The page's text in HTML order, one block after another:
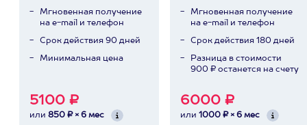
Мгновенная получение
на e-mail и телефон
Срок действия 90 дней
Минимальная цена
5100 ₽
или 850 ₽ × 6 мес
Мгновенная получение
на e-mail и телефон
Срок действия 180 дней
Разница в стоимости
900 ₽ останется на счету
6000 ₽
или 1000 ₽ × 6 мес